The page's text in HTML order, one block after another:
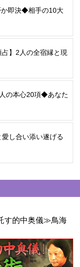
か即決◆相手の10大
】2人の全宿縁と現
の本心20項◆あなた
愛し合い添い遂げる
す的中奥儀≫鳥海